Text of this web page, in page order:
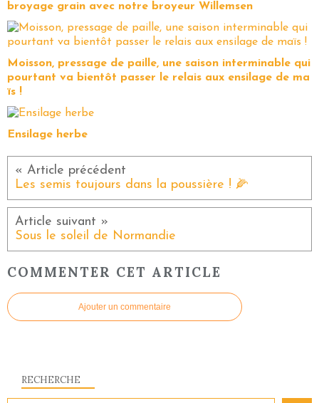
broyage grain avec notre broyeur Willemsen
Moisson, pressage de paille, une saison interminable qui
pourtant va bientôt passer le relais aux ensilage de ma
ïs !
Ensilage herbe
Les semis toujours dans la poussière ! 🌽
Sous le soleil de Normandie
COMMENTER CET ARTICLE
Ajouter un commentaire
RECHERCHE